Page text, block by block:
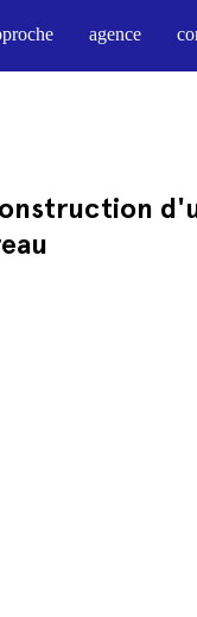
agence